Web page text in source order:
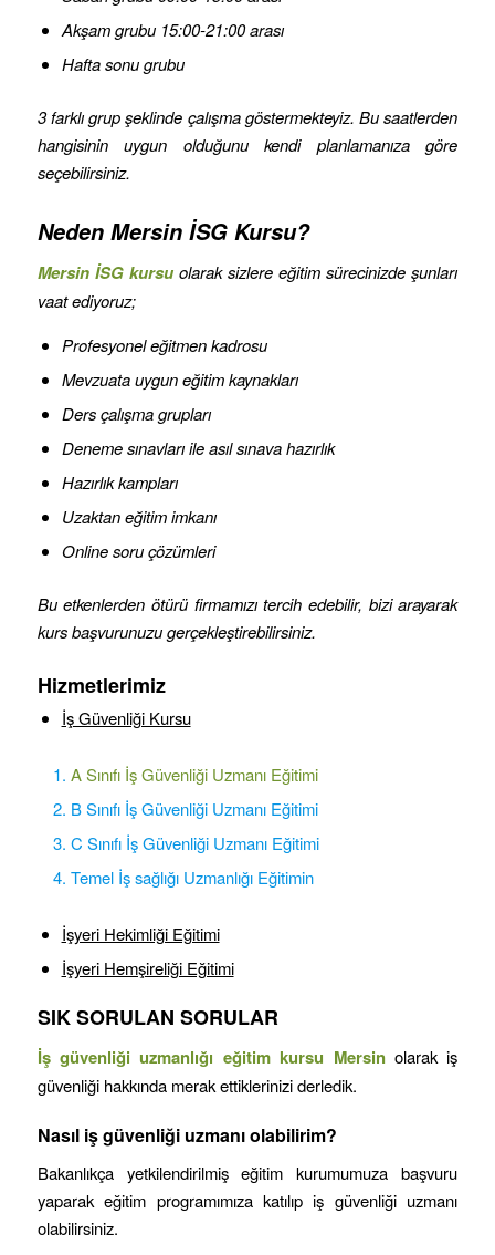
Akşam grubu 15:00-21:00 arası
Hafta sonu grubu
3 farklı grup şeklinde çalışma göstermekteyiz. Bu saatlerden
hangisinin uygun olduğunu kendi planlamanıza göre
seçebilirsiniz.
Neden Mersin İSG Kursu?
Mersin İSG kursuolarak sizlere eğitim sürecinizde şunları
vaat ediyoruz;
Profesyonel eğitmen kadrosu
Mevzuata uygun eğitim kaynakları
Ders çalışma grupları
Deneme sınavları ile asıl sınava hazırlık
Hazırlık kampları
Uzaktan eğitim imkanı
Online soru çözümleri
Bu etkenlerden ötürü firmamızı tercih edebilir, bizi arayarak
kurs başvurunuzu gerçekleştirebilirsiniz.
Hizmetlerimiz
İş Güvenliği Kursu
A Sınıfı İş Güvenliği Uzmanı Eğitimi
B Sınıfı İş Güvenliği Uzmanı Eğitimi
C Sınıfı İş Güvenliği Uzmanı Eğitimi
Temel İş sağlığı Uzmanlığı Eğitimin
İşyeri Hekimliği Eğitimi
İşyeri Hemşireliği Eğitimi
SIK SORULAN SORULAR
İş güvenliği uzmanlığı eğitim kursu Mersin olarak iş
güvenliği hakkında merak ettiklerinizi derledik.
Nasıl iş güvenliği uzmanı olabilirim?
Bakanlıkça yetkilendirilmiş eğitim kurumumuza başvuru
yaparak eğitim programımıza katılıp iş güvenliği uzmanı
olabilirsiniz.